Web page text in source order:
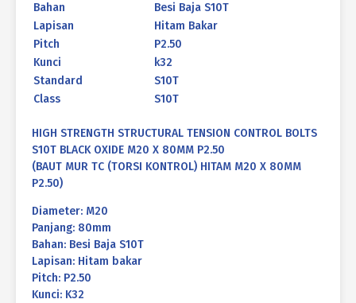
Bahan
Besi Baja S10T
Lapisan
Hitam Bakar
Pitch
P2.50
Kunci
k32
Standard
S10T
Class
S10T
HIGH STRENGTH STRUCTURAL TENSION CONTROL BOLTS
S10T BLACK OXIDE M20 X 80MM P2.50
(BAUT MUR TC (TORSI KONTROL) HITAM M20 X 80MM
P2.50)
Diameter: M20
Panjang: 80mm
Bahan: Besi Baja S10T
Lapisan: Hitam bakar
Pitch: P2.50
Kunci: K32